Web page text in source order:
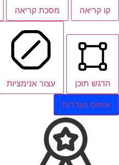
קו קריאה מסכת קריאה
הדגש תוכן עצור אנימציות
איפוס הגדרות